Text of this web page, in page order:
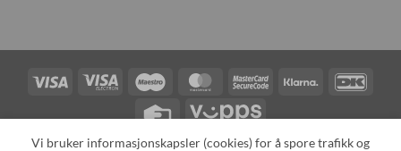
Visa
Visa
Maestro MasterCardMasterCardKlarna
Credit
Vipps
Vi bruker informasjonskapsler (cookies) for å spore trafikk og